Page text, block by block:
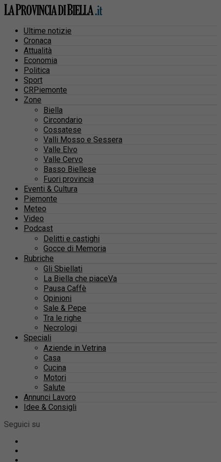
Ultime notizie
Cronaca
Attualità
Economia
Politica
Sport
CRPiemonte
Zone
Biella
Circondario
Cossatese
Valli Mosso e Sessera
Valle Elvo
Valle Cervo
Basso Biellese
Fuori provincia
Eventi & Cultura
Piemonte
Meteo
Video
Podcast
Delitti e castighi
Gocce di Memoria
Rubriche
Gli Sbiellati
La Biella che piaceVa
Pausa Caffè
Opinioni
Sale & Pepe
Tra le righe
Necrologi
Speciali
Aziende in Vetrina
Casa
Cucina
Motori
Salute
Annunci Lavoro
Idee & Consigli
Seguici su